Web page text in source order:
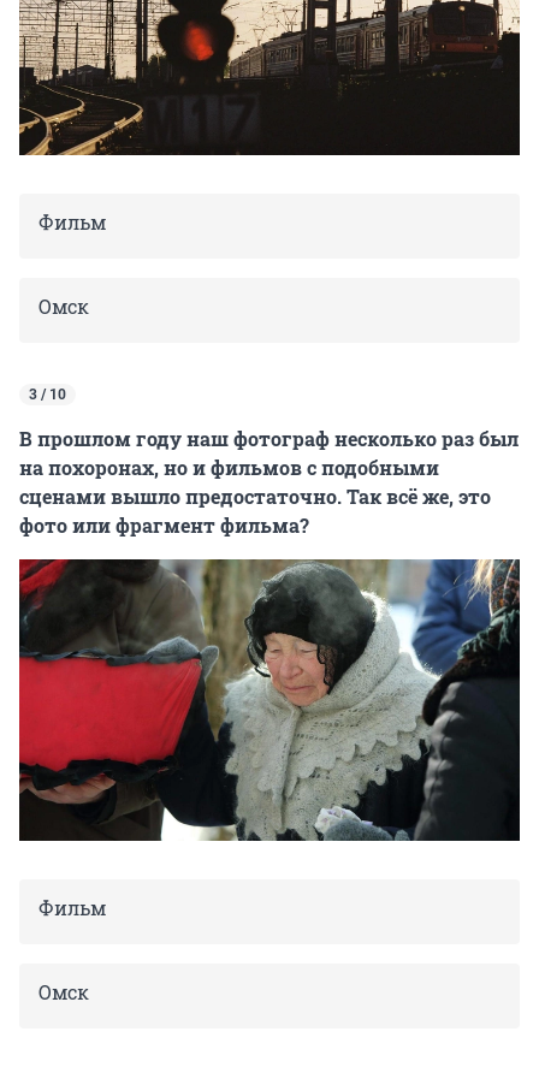
Фильм
Омск
3 / 10
В прошлом году наш фотограф несколько раз был
на похоронах, но и фильмов с подобными
сценами вышло предостаточно. Так всё же, это
фото или фрагмент фильма?
Фильм
Омск